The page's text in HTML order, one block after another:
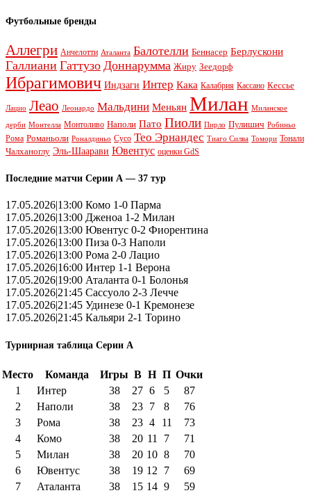
Футбольные бренды
Аллегри Анчелотти Аталанта Балотелли Беннасер Берлускони
Галлиани Гаттузо Доннарумма Жиру Зеедорф
Ибрагимович Индзаги Интер Кака Калабрия Кассано Кессье
Лацио Леао Леонардо Мальдини Меньян Милан Миланское
дерби Монтелла Монтоливо Наполи Пато Пиоли Пирло Пулишич Робиньо
Рома Романьоли Роналдиньо Сусо Тео Эрнандес Тиаго Силва Томори Тонали
Чалханоглу Эль-Шаарави Ювентус оценки GdS
Последние матчи Серии А — 37 тур
17.05.2026|13:00 Комо 1-0 Парма
17.05.2026|13:00 Дженоа 1-2 Милан
17.05.2026|13:00 Ювентус 0-2 Фиорентина
17.05.2026|13:00 Пиза 0-3 Наполи
17.05.2026|13:00 Рома 2-0 Лацио
17.05.2026|16:00 Интер 1-1 Верона
17.05.2026|19:00 Аталанта 0-1 Болонья
17.05.2026|21:45 Сассуоло 2-3 Лечче
17.05.2026|21:45 Удинезе 0-1 Кремонезе
17.05.2026|21:45 Кальяри 2-1 Торино
Турнирная таблица Серии А
Место Команда Игры В Н П Очки
1
Интер 38 27 6 5
87
2
Наполи 38 23 7 8
76
3
Рома 38 23 4 11
73
4
Комо 38 20 11 7
71
5
Милан 38 20 10 8
70
6
Ювентус 38 19 12 7
69
7
Аталанта 38 15 14 9
59